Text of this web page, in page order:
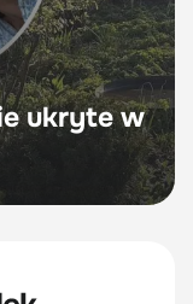
ukryte w